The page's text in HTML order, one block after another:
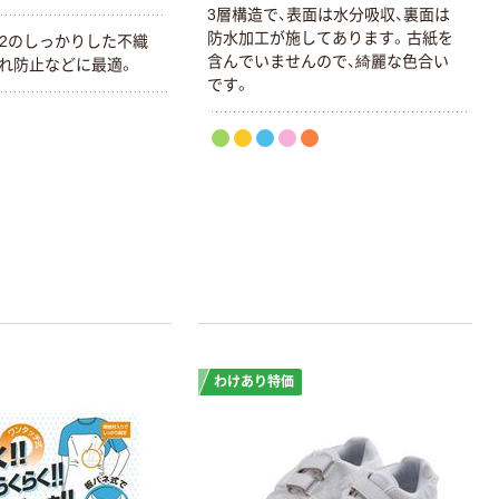
のしっかりした不織
防止などに最適。
3層構造で、表面は水分吸収、裏面は
防水加工が施してあります。古紙を
含んでいませんので、綺麗な色合い
です。
わけあり特価